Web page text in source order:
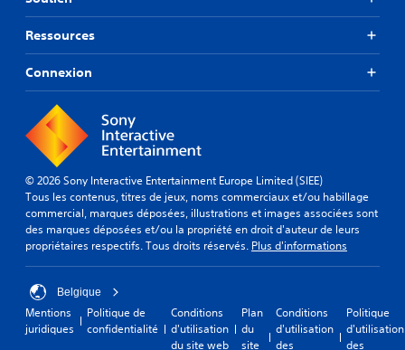
Ressources
Connexion
© 2026 Sony Interactive Entertainment Europe Limited (SIEE)
Tous les contenus, titres de jeux, noms commerciaux et/ou habillage
commercial, marques déposées, illustrations et images associées sont
des marques déposées et/ou la propriété en droit d'auteur de leurs
propriétaires respectifs. Tous droits réservés. Plus d'informations
Belgique
Mentions
juridiques
Politique de
confidentialité
Conditions
d'utilisation
du site web
Plan
du
site
Conditions
d'utilisation
des
Politique
d'utilisation
des